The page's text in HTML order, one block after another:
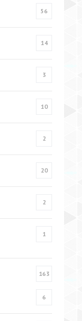
56
14
3
10
2
20
2
1
163
6